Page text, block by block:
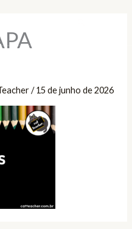
/15 de junho de 2026